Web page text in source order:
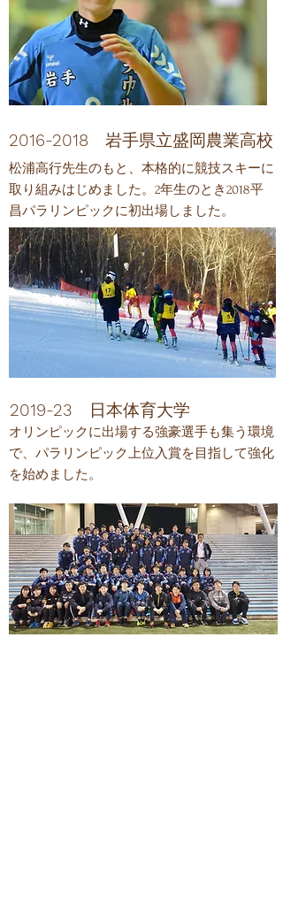
​2016-2018 岩手県立盛岡農業高校
​松浦高行先生のもと、本格的に競技スキーに
取り組みはじめました。2年生のとき2018平
昌パラリンピックに初出場しました。
​2019-23 日本体育大学
​オリンピックに出場する強豪選手も集う環境
で、パラリンピック上位入賞を目指して強化
を始めました。